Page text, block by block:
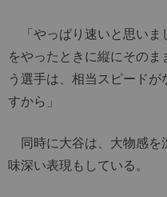
「やっぱり速いと思いま
をやったときに縦にその
う選手は、相当スピード
すから」
同時に大谷は、大物感を
味深い表現もしている。